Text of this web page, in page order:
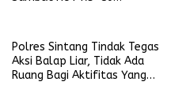
Polres Sintang Tindak Tegas
Aksi Balap Liar, Tidak Ada
Ruang Bagi Aktifitas Yang